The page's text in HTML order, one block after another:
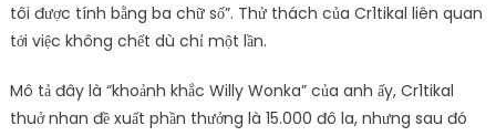
tôi được tính bằng ba chữ số”. Thử thách của Cr1tikal liên quan
tới việc không chết dù chỉ một lần.
Mô tả đây là “khoảnh khắc Willy Wonka” của anh ấy, Cr1tikal
thuở nhan đề xuất phần thưởng là 15.000 đô la, nhưng sau đó